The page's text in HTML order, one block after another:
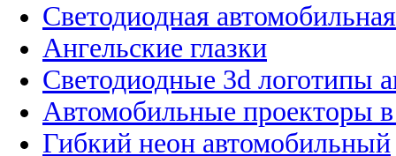
Светодиодная
Ангельские глазки
Светодиодные 3d логотипы
Автомобильные проекторы
Гибкий неон автомобильный